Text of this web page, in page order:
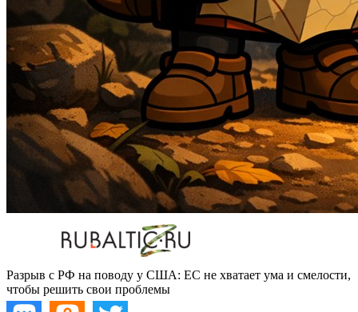
Разрыв с РФ на поводу у США: ЕС не хватает ума и смелости,
чтобы решить свои проблемы